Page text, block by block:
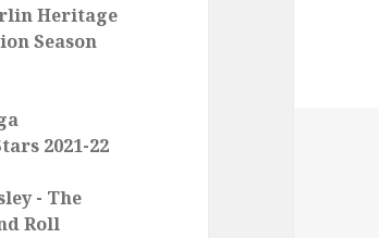
Heritage
Season
2021-22
- The
Roll